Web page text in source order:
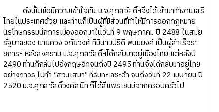
ดังนั้นเมื่อมีความเข้าใจกัน ม.จ.ศุภสวัสดิ์ฯจึงได้เข้ามาทำงานเสรี
ไทยในประเทศด้วย และท่านก็เป็นผู้ที่มีส่วนที่ทำให้มีการออกกฎหมาย
นิรโทษกรรมนักการเมืองออกมาในวันที่ 9 พฤษภาคม ปี 2488 ในสมัย
รัฐบาลของ นายควง อภัยวงศ์ ที่มีนายปรีดี พนมยงค์ เป็นผู้สำเร็จรา
ชการฯ หลังสงคราม ม.จ.ศุภสวัสดิ์ฯได้กลับมาอยู่เมืองไทย แต่หลังปี
2490 ท่านก็กลับไปอังกฤษอีกจนถึงปี 2495 ท่านจึงได้กลับมาอยู่ไทย
อย่างถาวร ไปทำ “สวนเสมา” ที่ริมทะเลชะอำ จนถึงวันที่ 22 เมษายน ปี
2520 ม.จ.ศุภสวัสดิ์วงศ์สนิท ก็ได้สิ้นพระชนม์จากครอบครัวไป